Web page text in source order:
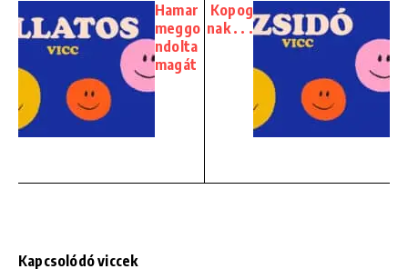
Hamar
meggo
ndolta
magát
Kopog
nak . . .
Kapcsolódó viccek